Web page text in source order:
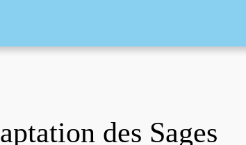
des Sages